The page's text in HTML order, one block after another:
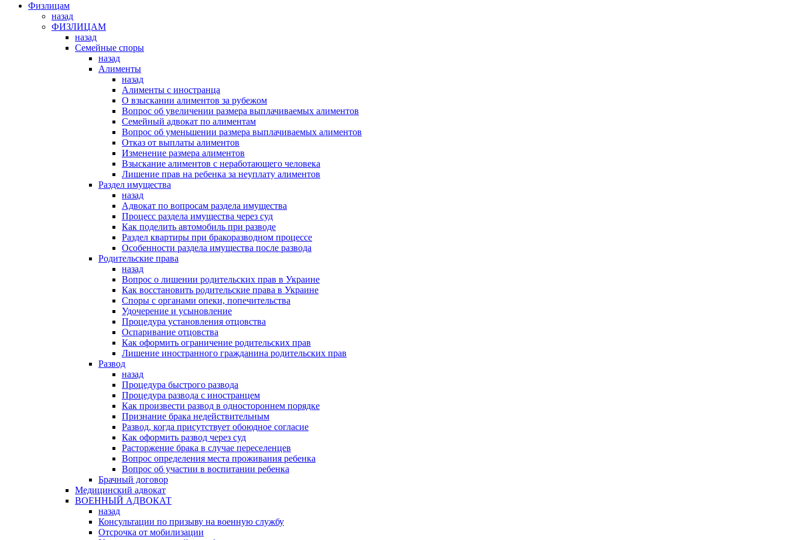
Физлицам
назад
ФИЗЛИЦАМ
назад
Семейные споры
назад
Алименты
назад
Алименты с иностранца
О взыскании алиментов за рубежом
Вопрос об увеличении размера выплачиваемых алиментов
Семейный адвокат по алиментам
Вопрос об уменьшении размера выплачиваемых алиментов
Отказ от выплаты алиментов
Изменение размера алиментов
Взыскание алиментов с неработающего человека
Лишение прав на ребенка за неуплату алиментов
Раздел имущества
назад
Адвокат по вопросам раздела имущества
Процесс раздела имущества через суд
Как поделить автомобиль при разводе
Раздел квартиры при бракоразводном процессе
Особенности раздела имущества после развода
Родительские права
назад
Вопрос о лишении родительских прав в Украине
Как восстановить родительские права в Украине
Споры с органами опеки, попечительства
Удочерение и усыновление
Процедура установления отцовства
Оспаривание отцовства
Как оформить ограничение родительских прав
Лишение иностранного гражданина родительских прав
Развод
назад
Процедура быстрого развода
Процедура развода с иностранцем
Как произвести развод в одностороннем порядке
Признание брака недействительным
Развод, когда присутствует обоюдное согласие
Как оформить развод через суд
Расторжение брака в случае переселенцев
Вопрос определения места проживания ребенка
Вопрос об участии в воспитании ребенка
Брачный договор
Медицинский адвокат
ВОЕННЫЙ АДВОКАТ
назад
Консультации по призыву на военную службу
Отсрочка от мобилизации